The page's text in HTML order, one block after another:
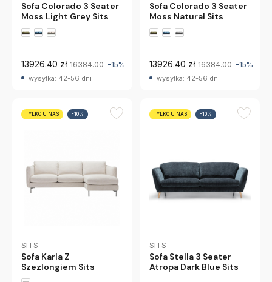
Sofa Colorado 3 Seater
Moss Light Grey Sits
13926.40 zł 16384.00 -15%
wysyłka: 42-56 dni
Sofa Colorado 3 Seater
Moss Natural Sits
13926.40 zł 16384.00 -15%
wysyłka: 42-56 dni
TYLKO U NAS -10%
SITS
Sofa Karla Z
Szezlongiem Sits
TYLKO U NAS -10%
SITS
Sofa Stella 3 Seater
Atropa Dark Blue Sits